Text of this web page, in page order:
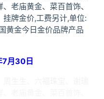
老庙黄金、菜百首饰、
牌金价,工费另计,单位:
黄金今日金价品牌产品
月30日